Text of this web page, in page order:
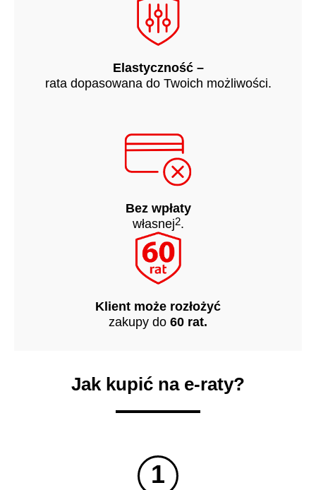
Elastyczność –
rata dopasowana do Twoich możliwości.
Bez wpłaty
własnej2.
Klient może rozłożyć
zakupy do 60 rat.
Jak kupić na e-raty?
1